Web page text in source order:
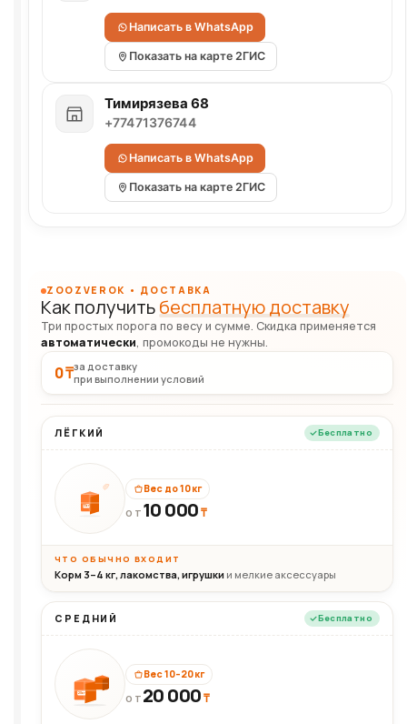
Написать в WhatsApp
Показать на карте 2ГИС
Тимирязева 68
+77471376744
Написать в WhatsApp
Показать на карте 2ГИС
ZOOZVEROK • ДОСТАВКА
Как получитьбесплатную доставку
Три простых порога по весу и сумме. Скидка применяется
автоматически, промокоды не нужны.
0 ₸за доставку
при выполнении условий
ЛЁГКИЙ Бесплатно
10кг
Вес до 10 кг
ОТ 10 000₸
ЧТО ОБЫЧНО ВХОДИТ
Корм 3–4 кг, лакомства, игрушки и мелкие аксессуары
СРЕДНИЙ Бесплатно
20кг
Вес 10–20 кг
ОТ 20 000₸